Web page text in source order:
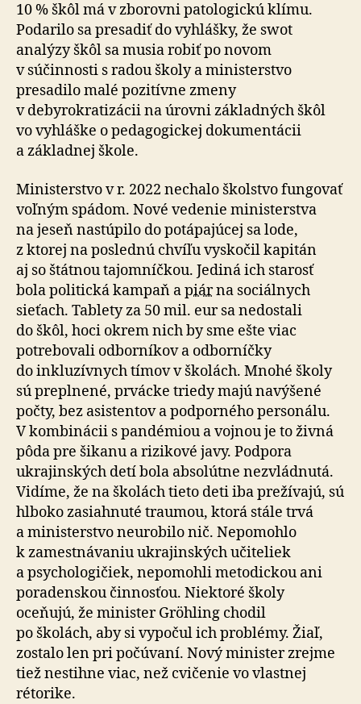
10 % škôl má v zborovni patologickú klímu.
Podarilo sa presadiť do vyhlášky, že swot
analýzy škôl sa musia robiť po novom
v súčinnosti s radou školy a ministerstvo
presadilo malé pozitívne zmeny
v debyrokratizácii na úrovni základných škôl
vo vyhláške o pedagogickej dokumentácii
a základnej škole.
Ministerstvo v r. 2022 nechalo školstvo fungovať
voľným spádom. Nové vedenie ministerstva
na jeseň nastúpilo do potápajúcej sa lode,
z ktorej na poslednú chvíľu vyskočil kapitán
aj so štátnou tajomníčkou. Jediná ich starosť
bola politická kampaň apiárna sociálnych
sieťach. Tablety za 50 mil. eur sa nedostali
do škôl, hoci okrem nich by sme ešte viac
potrebovali odborníkov a odborníčky
do inkluzívnych tímov v školách. Mnohé školy
sú preplnené, prvácke triedy majú navýšené
počty, bez asistentov a podporného personálu.
V kombinácii s pandémiou a vojnou je to živná
pôda pre šikanu a rizikové javy. Podpora
ukrajinských detí bola absolútne nezvládnutá.
Vidíme, že na školách tieto deti iba prežívajú, sú
hlboko zasiahnuté traumou, ktorá stále trvá
a ministerstvo neurobilo nič. Nepomohlo
k zamestnávaniu ukrajinských učiteliek
a psychologičiek, nepomohli metodickou ani
poradenskou činnosťou. Niektoré školy
oceňujú, že minister Gröhling chodil
po školách, aby si vypočul ich problémy. Žiaľ,
zostalo len pri počúvaní. Nový minister zrejme
tiež nestihne viac, než cvičenie vo vlastnej
rétorike.